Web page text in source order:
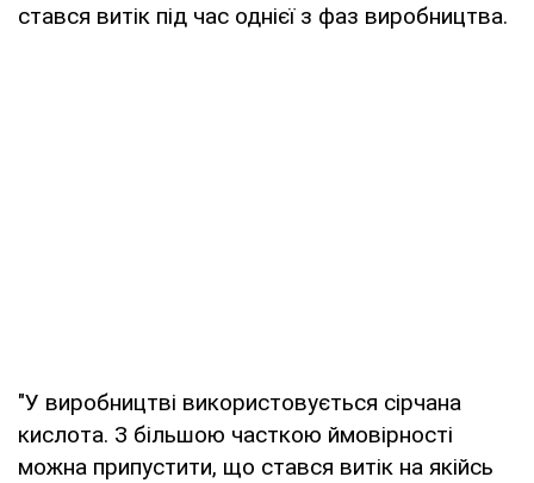
стався витік під час однієї з фаз виробництва.
"У виробництві використовується сірчана
кислота. З більшою часткою ймовірності
можна припустити, що стався витік на якійсь